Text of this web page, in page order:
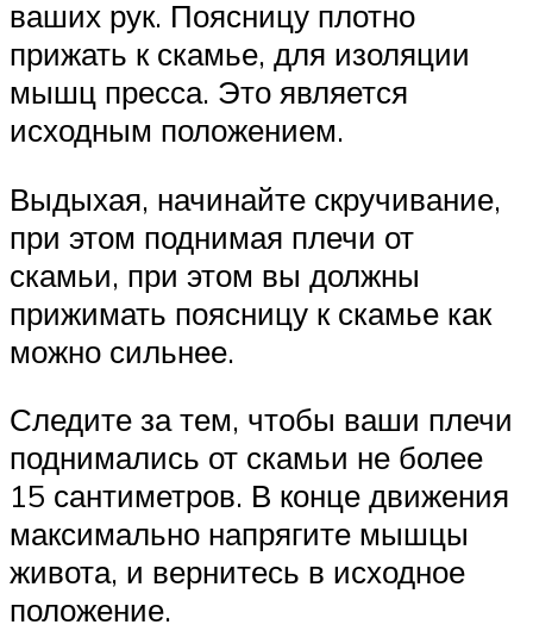
ваших рук. Поясницу плотно
прижать к скамье, для изоляции
мышц пресса. Это является
исходным положением.
Выдыхая, начинайте скручивание,
при этом поднимая плечи от
скамьи, при этом вы должны
прижимать поясницу к скамье как
можно сильнее.
Следите за тем, чтобы ваши плечи
поднимались от скамьи не более
15 сантиметров. В конце движения
максимально напрягите мышцы
живота, и вернитесь в исходное
положение.